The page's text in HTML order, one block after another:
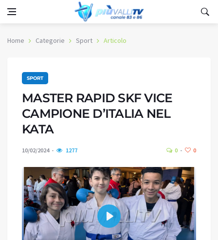
Home Categorie Sport Articolo
SPORT
MASTER RAPID SKF VICE
CAMPIONE D’ITALIA NEL
KATA
10/02/2024 1277 0 0
Play